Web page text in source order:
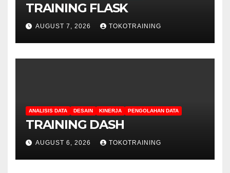
TRAINING FLASK
AUGUST 7, 2026 TOKOTRAINING
ANALISIS DATA DESAIN KINERJA PENGOLAHAN DATA
TRAINING DASH
AUGUST 6, 2026 TOKOTRAINING